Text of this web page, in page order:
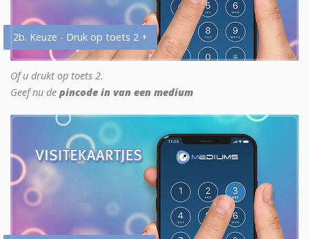
2b. Keuze - Druk op toets 2 +
Of u drukt op toets 2.
Geef nu de pincode in van een medium